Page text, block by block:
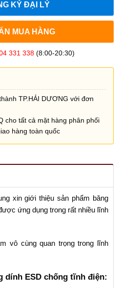
KÝ ĐẠI LÝ
MUA HÀNG
331 338(8:00-20:30)
TP.HẢI DƯƠNG với đơn
cho tất cả mặt hàng phân phối
hàng toàn quốc
xin giới thiệu sản phẩm băng
ứng dụng trong rất nhiều lĩnh
vô cùng quan trọng trong lĩnh
dính ESD chống tĩnh điện: